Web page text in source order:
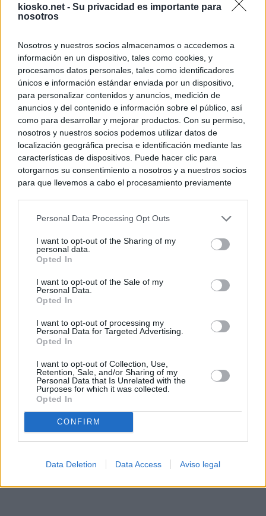
kiosko.net - Su privacidad es importante para
nosotros
Nosotros y nuestros socios almacenamos o accedemos a
información en un dispositivo, tales como cookies, y
procesamos datos personales, tales como identificadores
únicos e información estándar enviada por un dispositivo,
para personalizar contenidos y anuncios, medición de
anuncios y del contenido e información sobre el público, así
como para desarrollar y mejorar productos. Con su permiso,
nosotros y nuestros socios podemos utilizar datos de
localización geográfica precisa e identificación mediante las
características de dispositivos. Puede hacer clic para
otorgarnos su consentimiento a nosotros y a nuestros socios
para que llevemos a cabo el procesamiento previamente
negar su consentimiento. Tenga en cuenta que algún
de su consentimiento, pero usted tiene el derecho de
rechazar tal procesamiento. Sus preferencias se aplicarán
cualquier momento entrando de nuevo en este sitio web o
visitando nuestra política de privacidad.
Personal Data Processing Opt Outs
I want to opt-out of the Sharing of my
personal data.
Opted In
I want to opt-out of the Sale of my
Personal Data.
Opted In
I want to opt-out of processing my
Personal Data for Targeted Advertising.
Opted In
I want to opt-out of Collection, Use,
Retention, Sale, and/or Sharing of my
Personal Data that Is Unrelated with the
Purposes for which it was collected.
Opted In
CONFIRM
Data Deletion Data Access Aviso legal